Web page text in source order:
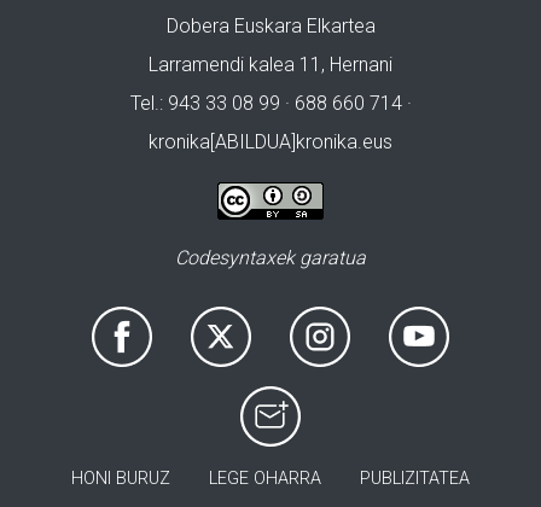
Dobera Euskara Elkartea
Larramendi kalea 11, Hernani
Tel.: 943 33 08 99 · 688 660 714 ·
kronika[ABILDUA]kronika.eus
Codesyntaxek garatua
HONI BURUZ LEGE OHARRA PUBLIZITATEA